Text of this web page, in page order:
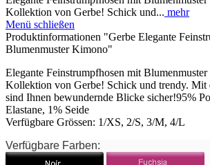
Kollektion von Gerbe! Schick und... mehr
Menü schließen
Produktinformationen "Gerbe Elegante
Blumenmuster Kimono"
Elegante Feinstrumpfhosen mit
Kollektion von Gerbe! Schick und trendy. Mit
sind Ihnen bewundernde Blicke sicher!95%
Elastane, 1% Seide
Verfügbare Grössen: 1/XS, 2/S, 3/M, 4/L
Verfügbare Farben: